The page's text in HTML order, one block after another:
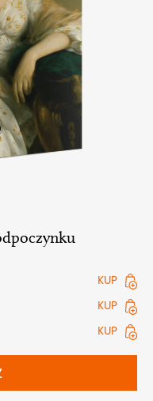
KUP
KUP
KUP